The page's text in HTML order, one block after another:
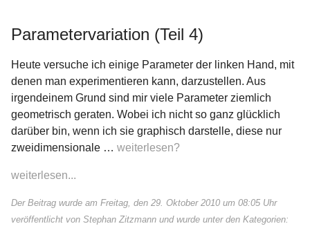
Parametervariation (Teil 4)
Heute versuche ich einige Parameter der linken Hand, mit
denen man experimentieren kann, darzustellen. Aus
irgendeinem Grund sind mir viele Parameter ziemlich
geometrisch geraten. Wobei ich nicht so ganz glücklich
darüber bin, wenn ich sie graphisch darstelle, diese nur
zweidimensionale … weiterlesen?
weiterlesen...
Der Beitrag wurde am Freitag, den 29. Oktober 2010 um 08:05 Uhr
veröffentlicht von Stephan Zitzmann und wurde unter den Kategorien: